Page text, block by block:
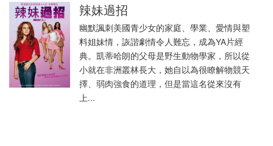
辣妹過招
幽默諷刺美國青少女的家庭、學業、愛情與塑
料姐妹情，詼諧劇情令人難忘，成為YA片經
典。凱蒂哈朗的父母是野生動物學家，所以從
小就在非洲叢林長大，她自以為很瞭解物競天
擇、弱肉強食的道理，但是當這名從來沒有
上...